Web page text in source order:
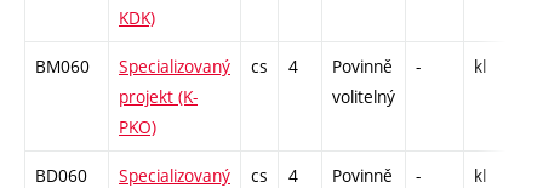
KDK)
BM060
Specializovaný
projekt (K-
PKO)
cs 4
Povinně
volitelný
- kl
BD060
Specializovaný
cs 4
Povinně
- kl